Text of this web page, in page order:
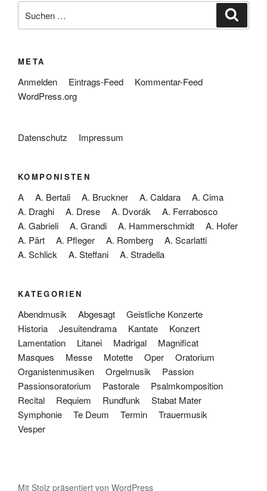
nach:
META
Anmelden Eintrags-Feed
Kommentar-Feed
WordPress.org
Datenschutz Impressum
KOMPONISTEN
A A. Bertali A. Bruckner A. Caldara
A. Cima
A. Draghi
A. Drese A. Dvorák
A. Ferrabosco
A. Gabrieli
A. Grandi A. Hammerschmidt
A. Hofer
A. Pärt
A. Pfleger A. Romberg
A. Scarlatti
A. Schlick
A. Steffani A. Stradella
KATEGORIEN
Abendmusik Abgesagt
Geistliche Konzerte
Historia
Jesuitendrama Kantate
Konzert
Lamentation
Litanei Madrigal
Magnificat
Masques
Messe Motette Oper
Oratorium
Organistenmusiken
Orgelmusik
Passion
Passionsoratorium
Pastorale
Psalmkomposition
Recital
Requiem Rundfunk
Stabat Mater
Symphonie
Te Deum Termin
Trauermusik
Vesper
Mit Stolz präsentiert von WordPress